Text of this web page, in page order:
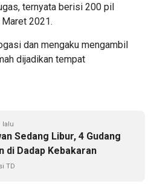
ternyata berisi 200 pil
2021.
dan mengaku mengambil
dijadikan tempat
lalu
Sedang Libur, 4 Gudang
di Dadap Kebakaran
TD